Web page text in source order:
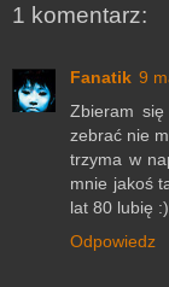
1 komentarz:
Fanatik 9
Zbieram
zebrać nie
trzyma w
mnie jakoś
lat 80 lubię :)
Odpowiedz